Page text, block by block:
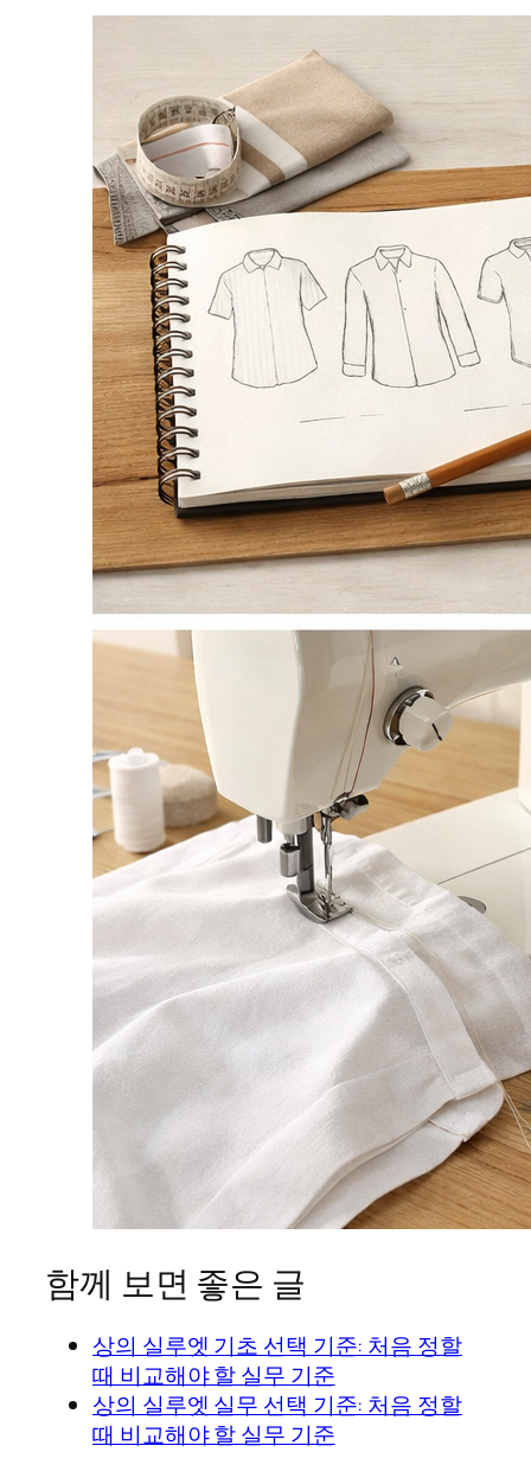
함께 보면 좋은 글
상의 실루엣 기초 선택 기준: 처음 정할
때 비교해야 할 실무 기준
상의 실루엣 실무 선택 기준: 처음 정할
때 비교해야 할 실무 기준